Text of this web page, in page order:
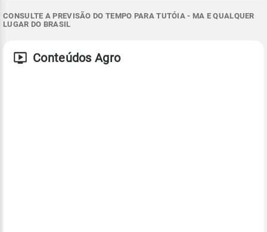
CONSULTE A PREVISÃO DO TEMPO PARA TUTÓIA - MA E QUALQUER
LUGAR DO BRASIL
Conteúdos Agro